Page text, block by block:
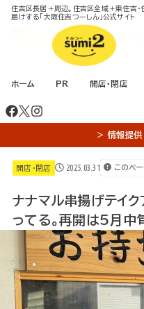
住吉区長居＋周辺。住吉区全域＋東住吉
届けする「大阪住吉つーしん」公式サイト
ホーム PR 開店・閉店
＞ 情報提供
開店・閉店 2025.03.31 このペ
ナナマル串揚げテイ
ってる。再開は5月中